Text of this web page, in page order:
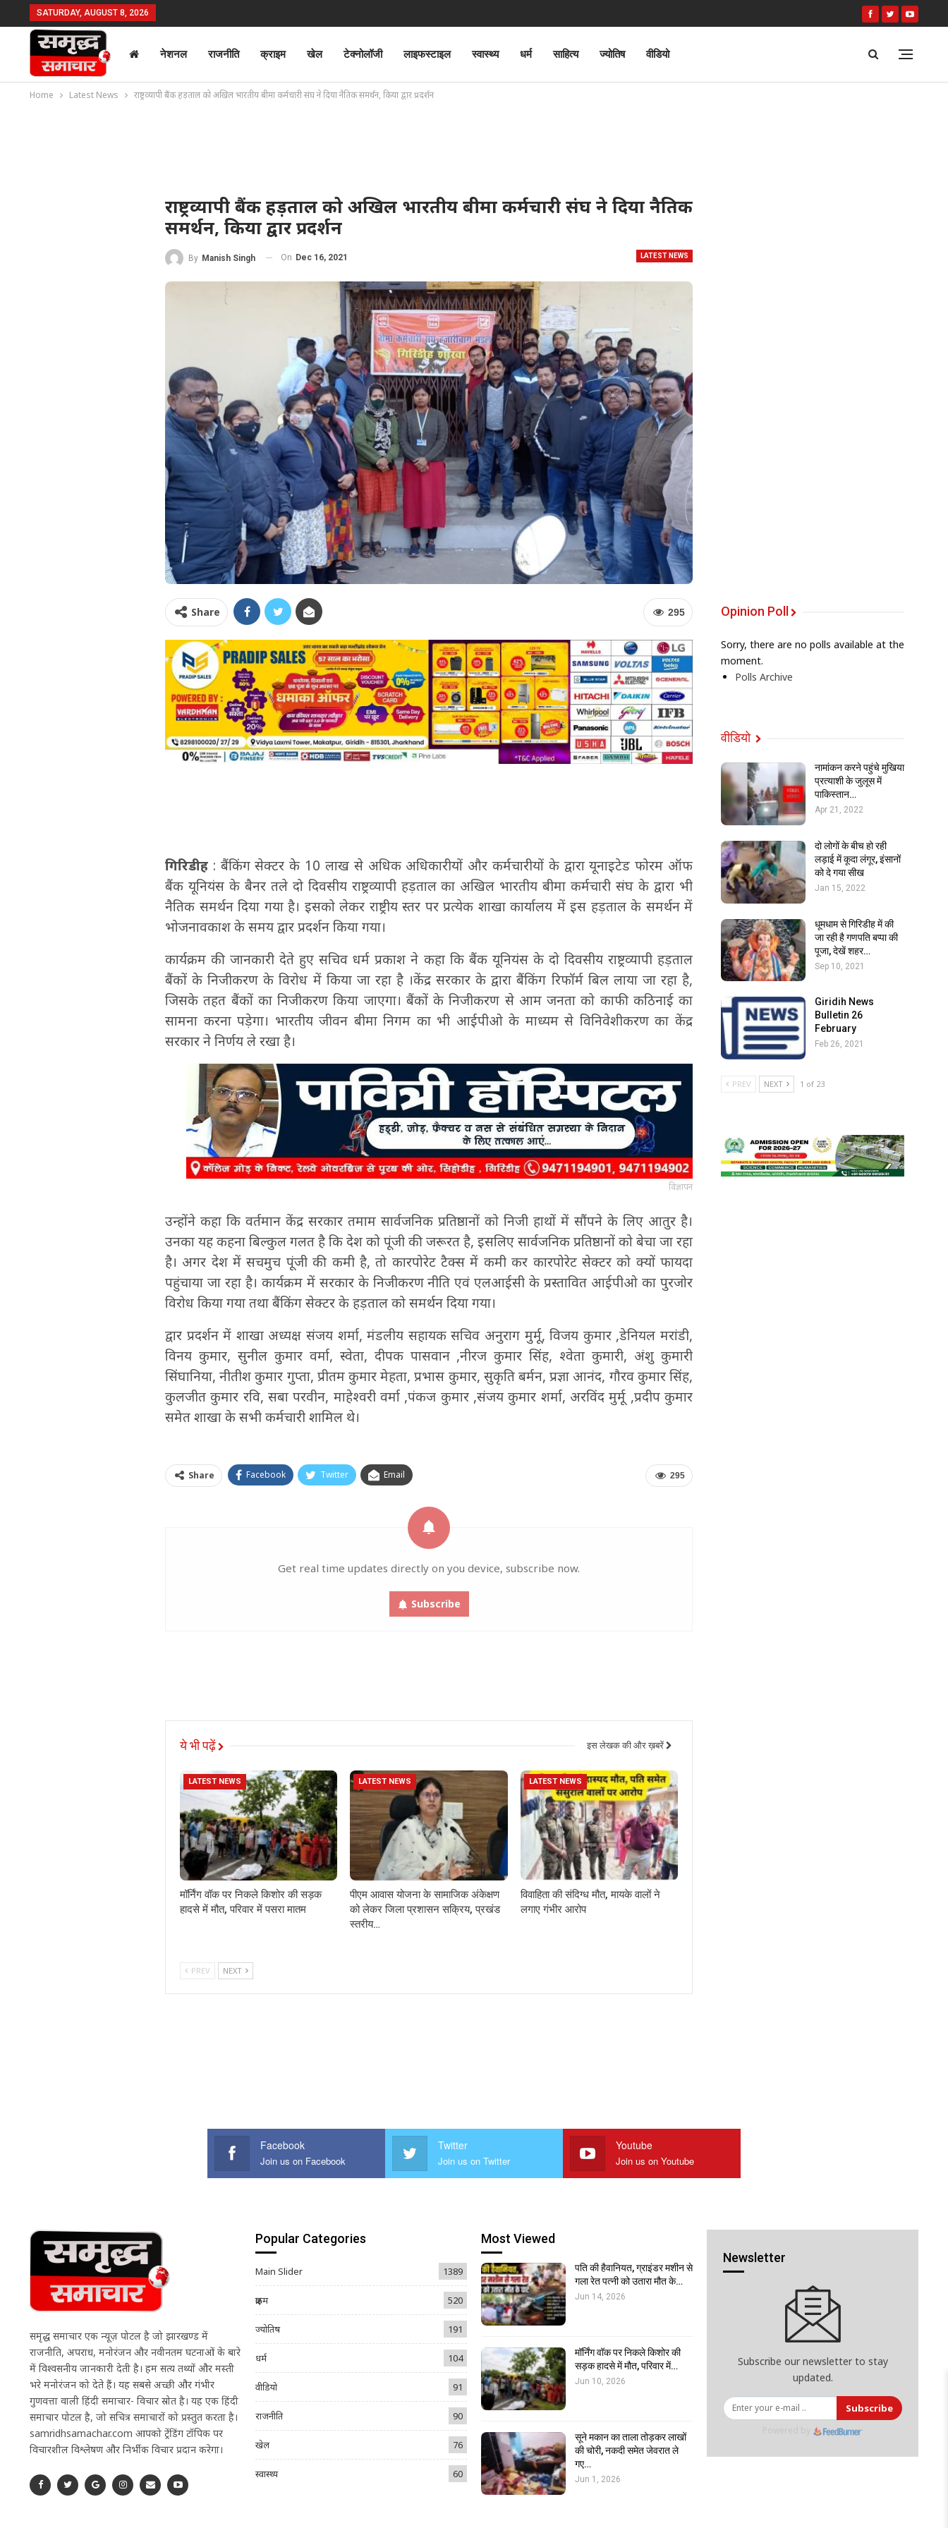
SATURDAY, AUGUST 8, 2026
नेशनल राजनीति क्राइम खेल टेक्नोलॉजी लाइफस्टाइल स्वास्थ्य धर्म साहित्य ज्योतिष वीडियो
Home Latest News राष्ट्रव्यापी बैंक हड़ताल को अखिल भारतीय बीमा कर्मचारी संघ ने दिया नैतिक समर्थन, किया द्वार प्रदर्शन
राष्ट्रव्यापी बैंक हड़ताल को अखिल भारतीय बीमा कर्मचारी संघ ने दिया नैतिक
समर्थन, किया द्वार प्रदर्शन
LATEST NEWS
By Manish Singh On Dec 16, 2021
295
Share
गिरिडीह : बैंकिंग सेक्टर के 10 लाख से अधिक अधिकारीयों और कर्मचारीयों के द्वारा यूनाइटेड फोरम ऑफ
बैंक यूनियंस के बैनर तले दो दिवसीय राष्ट्रव्यापी हड़ताल का अखिल भारतीय बीमा कर्मचारी संघ के द्वारा भी
नैतिक समर्थन दिया गया है। इसको लेकर राष्ट्रीय स्तर पर प्रत्येक शाखा कार्यालय में इस हड़ताल के समर्थन में
भोजनावकाश के समय द्वार प्रदर्शन किया गया।
कार्यक्रम की जानकारी देते हुए सचिव धर्म प्रकाश ने कहा कि बैंक यूनियंस के दो दिवसीय राष्ट्रव्यापी हड़ताल
बैंकों के निजीकरण के विरोध में किया जा रहा है ।केंद्र सरकार के द्वारा बैंकिंग रिफॉर्म बिल लाया जा रहा है,
जिसके तहत बैंकों का निजीकरण किया जाएगा। बैंकों के निजीकरण से आम जनता को काफी कठिनाई का
सामना करना पड़ेगा। भारतीय जीवन बीमा निगम का भी आईपीओ के माध्यम से विनिवेशीकरण का केंद्र
सरकार ने निर्णय ले रखा है।
विज्ञापन
उन्होंने कहा कि वर्तमान केंद्र सरकार तमाम सार्वजनिक प्रतिष्ठानों को निजी हाथों में सौंपने के लिए आतुर है।
उनका यह कहना बिल्कुल गलत है कि देश को पूंजी की जरूरत है, इसलिए सार्वजनिक प्रतिष्ठानों को बेचा जा रहा
है। अगर देश में सचमुच पूंजी की कमी है, तो कारपोरेट टैक्स में कमी कर कारपोरेट सेक्टर को क्यों फायदा
पहुंचाया जा रहा है। कार्यक्रम में सरकार के निजीकरण नीति एवं एलआईसी के प्रस्तावित आईपीओ का पुरजोर
विरोध किया गया तथा बैंकिंग सेक्टर के हड़ताल को समर्थन दिया गया।
द्वार प्रदर्शन में शाखा अध्यक्ष संजय शर्मा, मंडलीय सहायक सचिव अनुराग मुर्मू, विजय कुमार ,डेनियल मरांडी,
विनय कुमार, सुनील कुमार वर्मा, स्वेता, दीपक पासवान ,नीरज कुमार सिंह, श्वेता कुमारी, अंशु कुमारी
सिंघानिया, नीतीश कुमार गुप्ता, प्रीतम कुमार मेहता, प्रभास कुमार, सुकृति बर्मन, प्रज्ञा आनंद, गौरव कुमार सिंह,
कुलजीत कुमार रवि, सबा परवीन, माहेश्वरी वर्मा ,पंकज कुमार ,संजय कुमार शर्मा, अरविंद मुर्मू ,प्रदीप कुमार
समेत शाखा के सभी कर्मचारी शामिल थे।
295
Share Facebook Twitter Email
Get real time updates directly on you device, subscribe now.
Subscribe
ये भी पढ़ें इस लेखक की और ख़बरें
LATEST NEWS
मॉर्निंग वॉक पर निकले किशोर की सड़क
हादसे में मौत, परिवार में पसरा मातम
LATEST NEWS
पीएम आवास योजना के सामाजिक अंकेक्षण
को लेकर जिला प्रशासन सक्रिय, प्रखंड
स्तरीय…
LATEST NEWS
विवाहिता की संदिग्ध मौत, मायके वालों ने
लगाए गंभीर आरोप
PREV NEXT
Opinion Poll
Sorry, there are no polls available at the
moment.
Polls Archive
वीडियो
नामांकन करने पहुंचे मुखिया
प्रत्याशी के जुलूस में
पाकिस्तान…
Apr 21, 2022
दो लोगों के बीच हो रही
लड़ाई में कूदा लंगूर, इंसानों
को दे गया सीख
Jan 15, 2022
धूमधाम से गिरिडीह में की
जा रही है गणपति बप्पा की
पूजा, देखें शहर…
Sep 10, 2021
Giridih News
Bulletin 26
February
Feb 26, 2021
PREV NEXT 1 of 23
Facebook
Join us on Facebook
Twitter
Join us on Twitter
Youtube
Join us on Youtube
समृद्ध समाचार एक न्यूज़ पोर्टल है जो झारखण्ड में
राजनीति, अपराध, मनोरंजन और नवीनतम घटनाओं के बारे
में विश्वसनीय जानकारी देती है। हम सत्य तथ्यों और मस्ती
भरे मनोरंजन को देते हैं। यह सबसे अच्छी और गंभीर
गुणवत्ता वाली हिंदी समाचार- विचार स्रोत है। यह एक हिंदी
समाचार पोर्टल है, जो सचित्र समाचारों को प्रस्तुत करता है।
samridhsamachar.com आपको ट्रेंडिंग टॉपिक पर
विचारशील विश्लेषण और निर्भीक विचार प्रदान करेगा।
Popular Categories
Main Slider 1389
क्राइम 520
ज्योतिष 191
धर्म 104
वीडियो 91
राजनीति 90
खेल 76
स्वास्थ्य 60
Most Viewed
पति की हैवानियत, ग्राइंडर मशीन से
गला रेत पत्नी को उतारा मौत के…
Jun 14, 2026
मॉर्निंग वॉक पर निकले किशोर की
सड़क हादसे में मौत, परिवार में…
Jun 10, 2026
सूने मकान का ताला तोड़कर लाखों
की चोरी, नकदी समेत जेवरात ले
गए…
Jun 1, 2026
Newsletter
Subscribe our newsletter to stay
updated.
Subscribe